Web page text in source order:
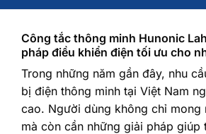
Công tắc thông minh Hunonic
pháp điều khiển điện tối ưu cho
Trong những năm gần đây, nhu
bị điện thông minh tại Việt Nam
cao. Người dùng không chỉ mong
mà còn cần những giải pháp giúp